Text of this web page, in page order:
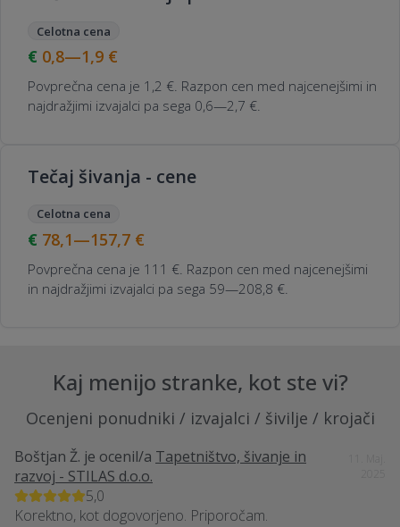
Celotna cena
0,8—1,9 €
Povprečna cena je 1,2 €. Razpon cen med najcenejšimi in
najdražjimi izvajalci pa sega 0,6—2,7 €.
Tečaj šivanja - cene
Celotna cena
78,1—157,7 €
Povprečna cena je 111 €. Razpon cen med najcenejšimi
in najdražjimi izvajalci pa sega 59—208,8 €.
Kaj menijo stranke, kot ste vi?
Ocenjeni ponudniki / izvajalci / šivilje / krojači
Boštjan Ž. je ocenil/a Tapetništvo, šivanje in
razvoj - STILAS d.o.o.
5,0
Korektno, kot dogovorjeno. Priporočam.